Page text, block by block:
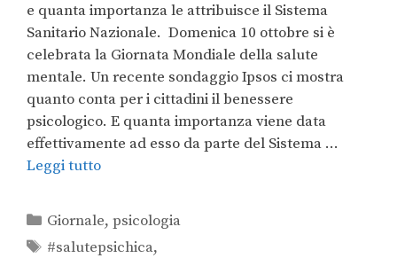
e quanta importanza le attribuisce il Sistema
Sanitario Nazionale. Domenica 10 ottobre si è
celebrata la Giornata Mondiale della salute
mentale. Un recente sondaggio Ipsos ci mostra
quanto conta per i cittadini il benessere
psicologico. E quanta importanza viene data
effettivamente ad esso da parte del Sistema …
Leggi tutto
Giornale,psicologia
#salutepsichica,